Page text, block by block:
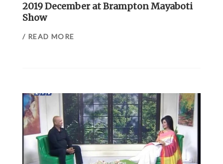
2019 December at Brampton Mayaboti
Show
/ READ MORE